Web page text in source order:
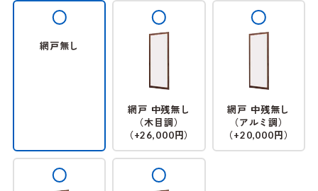
網戸無し
網戸 中残無し
（木目調）
（+26,000円）
網戸 中残無し
（アルミ調）
（+20,000円）